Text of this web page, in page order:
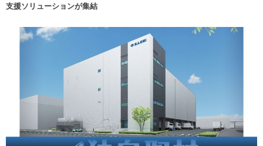
支援ソリューションが集結